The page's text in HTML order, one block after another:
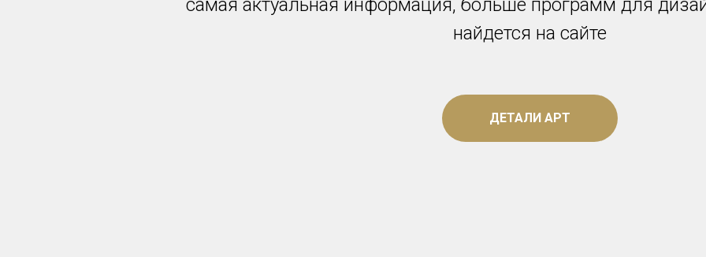
самая актуальная информация, больше программ для
найдется на сайте
ДЕТАЛИ АРТ